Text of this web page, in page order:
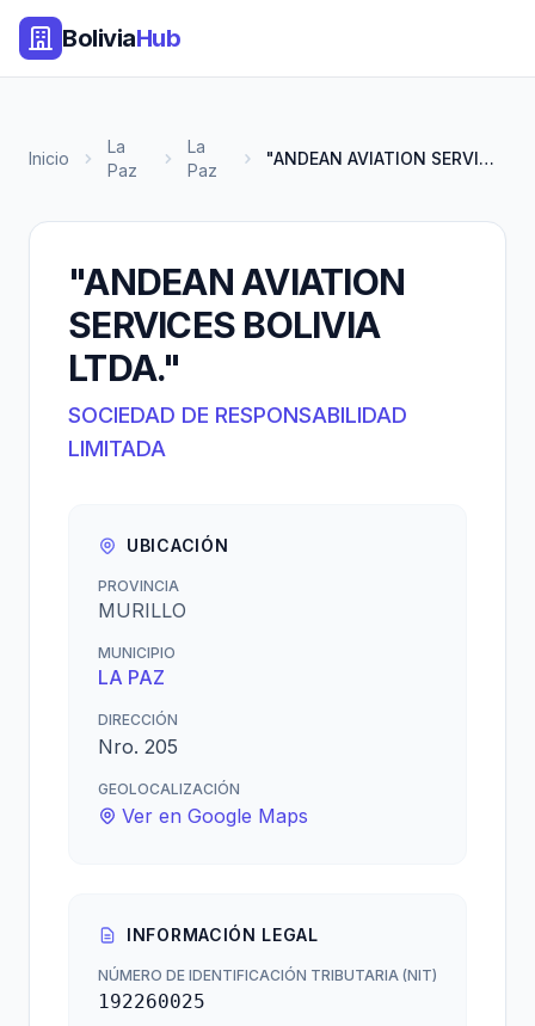
BoliviaHub
Inicio
La
Paz
La
Paz
"ANDEAN AVIATION SERVICES BOLI...
"ANDEAN AVIATION
SERVICES BOLIVIA
LTDA."
SOCIEDAD DE RESPONSABILIDAD
LIMITADA
UBICACIÓN
PROVINCIA
MURILLO
MUNICIPIO
LA PAZ
DIRECCIÓN
Nro. 205
GEOLOCALIZACIÓN
Ver en Google Maps
INFORMACIÓN LEGAL
NÚMERO DE IDENTIFICACIÓN TRIBUTARIA (NIT)
192260025